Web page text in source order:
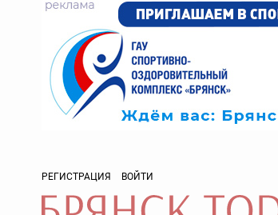
РЕГИСТРАЦИЯ ВОЙТИ